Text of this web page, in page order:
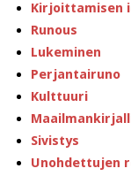
Kirjoittamisen
Runous
Lukeminen
Perjantairuno
Kulttuuri
Sivistys
Unohdettujen